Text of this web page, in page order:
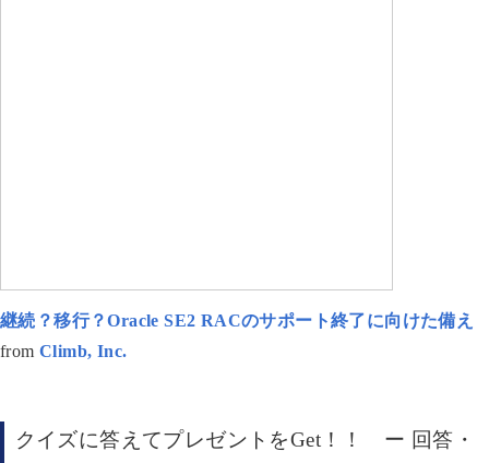
継続？移行？Oracle SE2 RACのサポート終了に向けた備え
from Climb, Inc.
クイズに答えてプレゼント をGet！！ ー 回答・